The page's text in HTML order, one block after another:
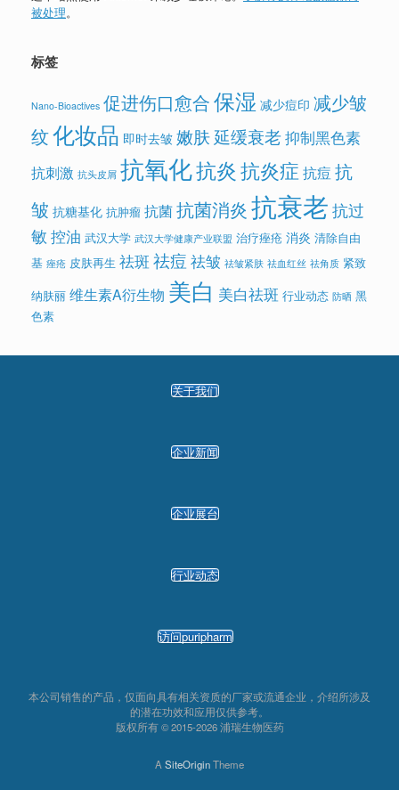
被处理。
标签
Nano-Bioactives 促进伤口愈合保湿 减少痘印 减少皱
纹化妆品 即时去皱嫩肤延缓衰老抑制黑色素
抗刺激 抗头皮屑 抗氧化抗炎抗炎症 抗痘 抗
皱 抗糖基化 抗肿瘤 抗菌抗菌消炎 抗衰老 抗过
敏 控油 武汉大学 武汉大学健康产业联盟 治疗痤疮 消炎 清除自由
基 痤疮 皮肤再生 祛斑 祛痘 祛皱 祛皱紧肤 祛血红丝 祛角质 紧致
纳肤丽 维生素A衍生物 美白 美白祛斑 行业动态 防晒 黑
色素
关于我们
企业新闻
企业展台
行业动态
访问puripharm
本公司销售的产品，仅面向具有相关资质的厂家或流通企业，介绍所涉及
的潜在功效和应用仅供参考。
版权所有 © 2015-2026 浦瑞生物医药
A SiteOriginTheme